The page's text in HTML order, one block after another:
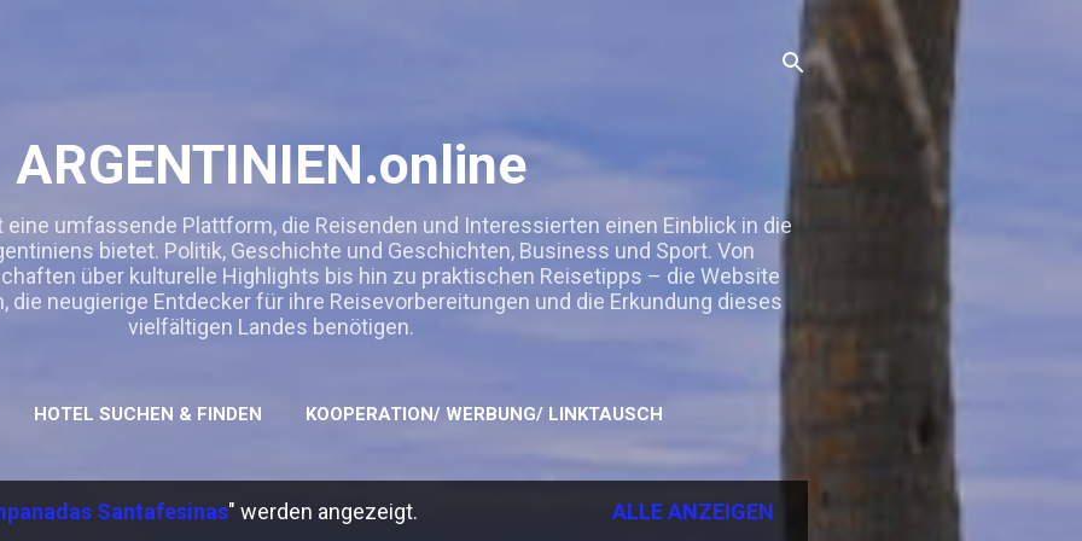
ARGENTINIEN.online
umfassende Plattform, die Reisenden und Interessierten einen Einblick in die
bietet. Politik, Geschichte und Geschichten, Business und Sport. Von
über kulturelle Highlights bis hin zu praktischen Reisetipps – die Website
die neugierige Entdecker für ihre Reisevorbereitungen und die Erkundung dieses
vielfältigen Landes benötigen.
HOTEL SUCHEN & FINDEN KOOPERATION/ WERBUNG/ LINKTAUSCH
Santafesinas" werden angezeigt. ALLE ANZEIGEN